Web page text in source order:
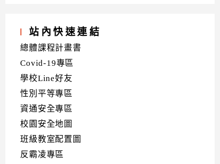
站內快速連結
總體課程計畫書
Covid-19專區
學校Line好友
性別平等專區
資通安全專區
校園安全地圖
班級教室配置圖
反霸凌專區